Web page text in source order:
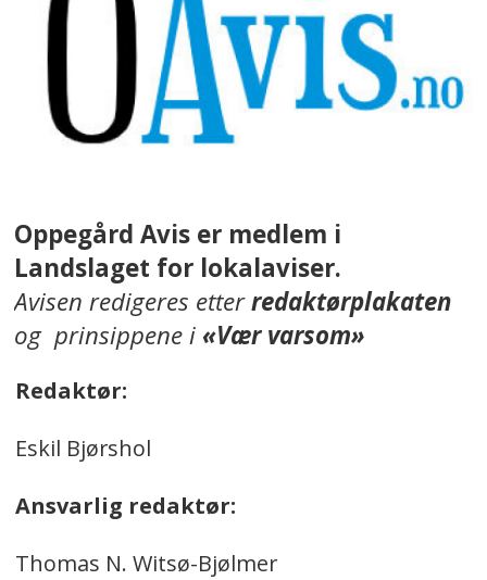
Oppegård Avis er medlem i
Landslaget for lokalaviser.
Avisen redigeres etterredaktørplakaten
og prinsippene i«Vær varsom»
Redaktør:
Eskil Bjørshol
Ansvarlig redaktør:
Thomas N. Witsø-Bjølmer